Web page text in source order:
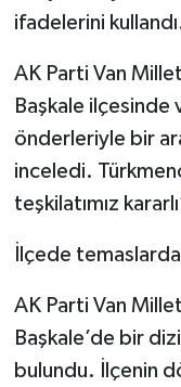
ifadelerini
AK Parti Van
Başkale ilçesinde
önderleriyle bir
inceledi.
teşkilatımız
İlçede
AK Parti Van
Başkale’de bir
bulundu. İlçenin